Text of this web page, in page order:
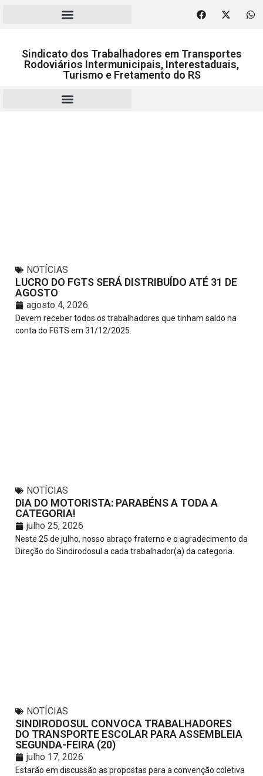
Sindicato dos Trabalhadores em Transportes
Rodoviários Intermunicipais, Interestaduais,
Turismo e Fretamento do RS
NOTÍCIAS
LUCRO DO FGTS SERÁ DISTRIBUÍDO ATÉ 31 DE
AGOSTO
agosto 4, 2026
Devem receber todos os trabalhadores que tinham saldo na
conta do FGTS em 31/12/2025.
NOTÍCIAS
DIA DO MOTORISTA: PARABÉNS A TODA A
CATEGORIA!
julho 25, 2026
Neste 25 de julho, nosso abraço fraterno e o agradecimento da
Direção do Sindirodosul a cada trabalhador(a) da categoria.
NOTÍCIAS
SINDIRODOSUL CONVOCA TRABALHADORES
DO TRANSPORTE ESCOLAR PARA ASSEMBLEIA
SEGUNDA-FEIRA (20)
julho 17, 2026
Estarão em discussão as propostas para a convenção coletiva